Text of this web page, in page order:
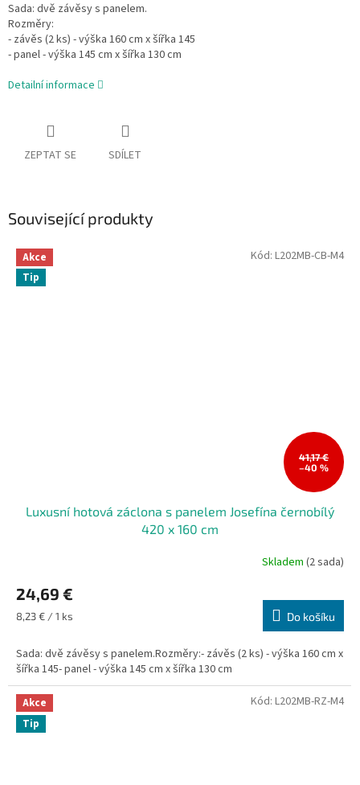
Sada: dvě závěsy s panelem.
Rozměry:
- závěs (2 ks) - výška 160 cm x šířka 145
- panel - výška 145 cm x šířka 130 cm
Detailní informace
ZEPTAT SE SDÍLET
Související produkty
Akce
Tip
41,17 €
–40 %
Luxusní hotová záclona s panelem Josefína černobílý
420 x 160 cm
Skladem (2 sada)
24,69 €
Měrná
8,23 € / 1 ks Do košíku
Sada: dvě závěsy s panelem.Rozměry:- závěs (2 ks) - výška 160 cm x
šířka 145- panel - výška 145 cm x šířka 130 cm
Kód: L202MB-CB-M4
Akce
Tip
Kód: L202MB-RZ-M4